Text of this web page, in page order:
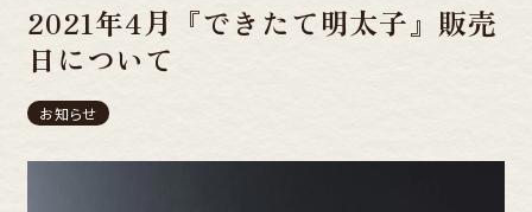
2021年4月『できたて明太子』販売
日について
お知らせ